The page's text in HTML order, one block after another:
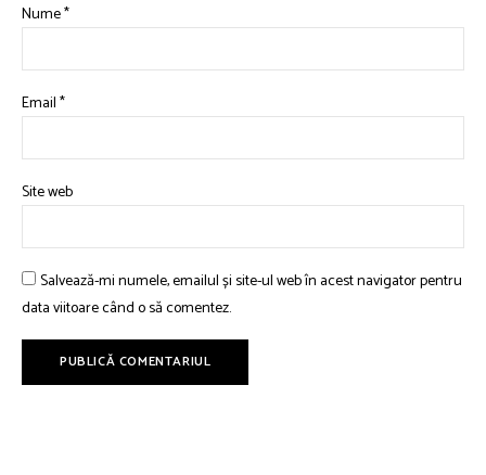
Nume*
Email*
Site web
Salvează-mi numele, emailul și site-ul web în acest navigator pentru
data viitoare când o să comentez.